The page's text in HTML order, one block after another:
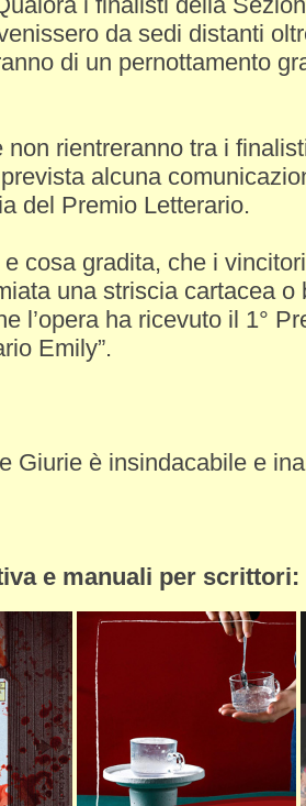
da sedi distanti
di un pernottamento
non rientreranno tra i
alcuna
del Premio Letterario.
cosa gradita, che i
una striscia cartacea
l’opera ha ricevuto il 1°
Emily”.
Giurie è insindacabile e
e manuali per scrittori: